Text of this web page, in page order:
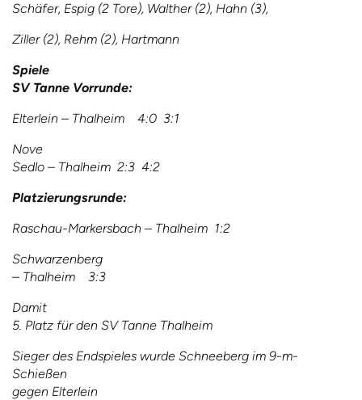
Schäfer, Espig (2 Tore), Walther (2), Hahn (3),
Ziller (2), Rehm (2), Hartmann
Spiele
SV Tanne Vorrunde:
Elterlein – Thalheim 4:0 3:1
Nove
Sedlo – Thalheim 2:3 4:2
Platzierungsrunde:
Raschau-Markersbach – Thalheim 1:2
Schwarzenberg
– Thalheim 3:3
Damit
5. Platz für den SV Tanne Thalheim
Sieger des Endspieles wurde Schneeberg im 9-m-
Schießen
gegen Elterlein